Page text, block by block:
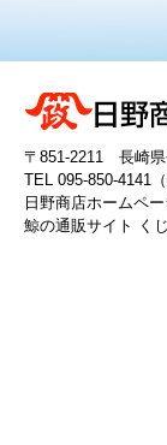
〒851-2211 長崎県
TEL 095-850-4141
日野商店ホームペー
鯨の通販サイト く